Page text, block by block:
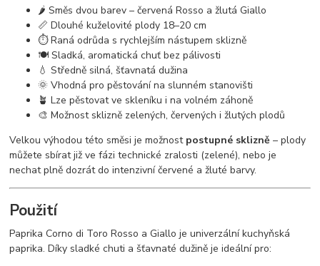
🌶️ Směs dvou barev – červená Rosso a žlutá Giallo
📏 Dlouhé kuželovité plody 18–20 cm
⏱️ Raná odrůda s rychlejším nástupem sklizně
🍽️ Sladká, aromatická chuť bez pálivosti
💧 Středně silná, šťavnatá dužina
🌞 Vhodná pro pěstování na slunném stanovišti
🪴 Lze pěstovat ve skleníku i na volném záhoně
🎨 Možnost sklizně zelených, červených i žlutých plodů
Velkou výhodou této směsi je možnost postupné sklizně – plody
můžete sbírat již ve fázi technické zralosti (zelené), nebo je
nechat plně dozrát do intenzivní červené a žluté barvy.
Použití
Paprika Corno di Toro Rosso a Giallo je univerzální kuchyňská
paprika. Díky sladké chuti a šťavnaté dužině je ideální pro: